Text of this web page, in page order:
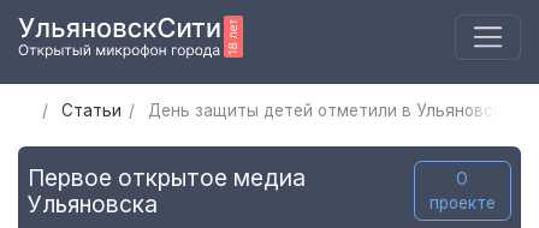
Статьи День защиты детей отметили в Ульяновске
Первое открытое медиа
Ульяновска
О
проекте